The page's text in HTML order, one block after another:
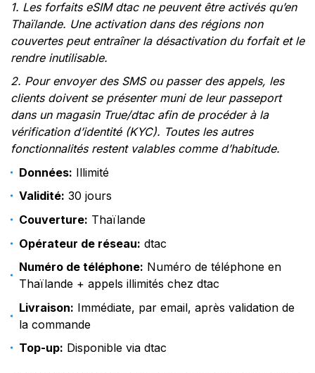
1. Les forfaits eSIM dtac ne peuvent être activés qu’en
Thaïlande. Une activation dans des régions non
couvertes peut entraîner la désactivation du forfait et le
rendre inutilisable.
2. Pour envoyer des SMS ou passer des appels, les
clients doivent se présenter muni de leur passeport
dans un magasin True/dtac afin de procéder à la
vérification d’identité (KYC). Toutes les autres
fonctionnalités restent valables comme d’habitude.
Données: Illimité
Validité: 30 jours
Couverture: Thaïlande
Opérateur de réseau: dtac
Numéro de téléphone: Numéro de téléphone en
Thaïlande + appels illimités chez dtac
Livraison: Immédiate, par email, après validation de
la commande
Top-up: Disponible via dtac